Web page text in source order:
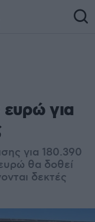
για
για 180.390
θα δοθεί
δεκτές